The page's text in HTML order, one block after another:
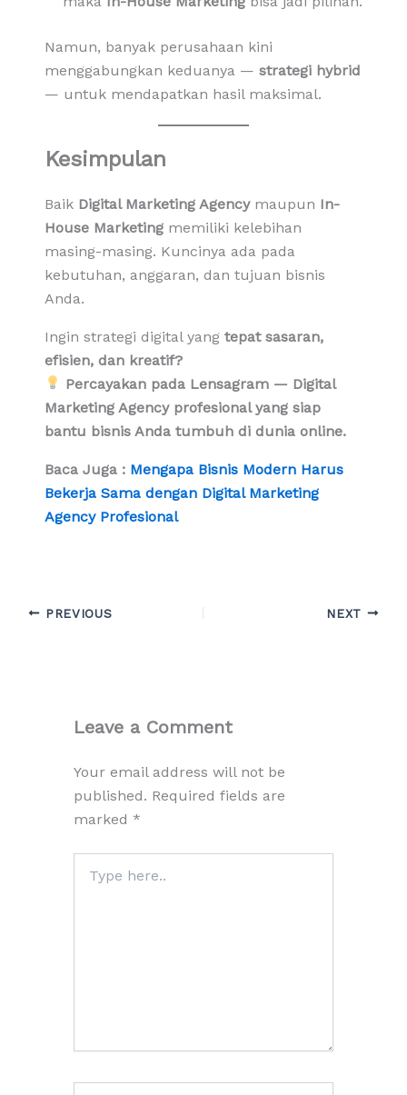
Namun, banyak perusahaan kini
menggabungkan keduanya — strategi hybrid
— untuk mendapatkan hasil maksimal.
Kesimpulan
Baik Digital Marketing Agencymaupun In-
House Marketingmemiliki kelebihan
masing-masing. Kuncinya ada pada
kebutuhan, anggaran, dan tujuan bisnis
Anda.
Ingin strategi digital yang tepat sasaran,
efisien, dan kreatif?
Percayakan pada Lensagram — Digital
Marketing Agency profesional yang siap
bantu bisnis Anda tumbuh di dunia online.
Baca Juga : Mengapa Bisnis Modern Harus
Bekerja Sama dengan Digital Marketing
Agency Profesional
PREVIOUS NEXT
Leave a Comment
Your email address will not be
published. Required fields are
marked *
here..